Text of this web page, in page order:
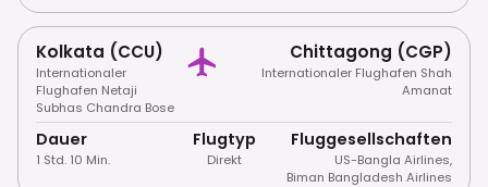
Kolkata (CCU)
Internationaler
Flughafen Netaji
Subhas Chandra Bose
Chittagong (CGP)
Internationaler Flughafen Shah
Amanat
Dauer
1 Std. 10 Min.
Flugtyp
Direkt
Fluggesellschaften
US-Bangla Airlines,
Biman Bangladesh Airlines